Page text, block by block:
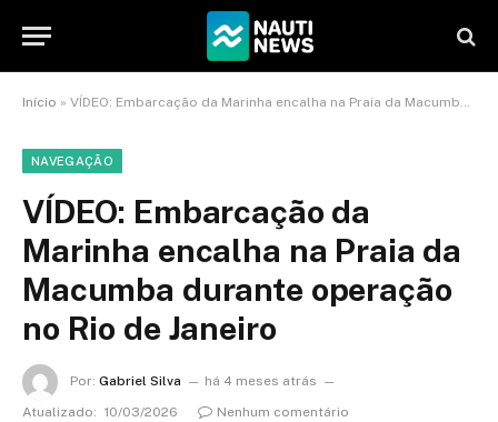
Início » VÍDEO: Embarcação da Marinha encalha na Praia da Macumba durante operação no Rio de Janeiro
NAVEGAÇÃO
VÍDEO: Embarcação da
Marinha encalha na Praia da
Macumba durante operação
no Rio de Janeiro
Por: Gabriel Silva
há 4 meses atrás
Atualizado: 10/03/2026
Nenhum comentário